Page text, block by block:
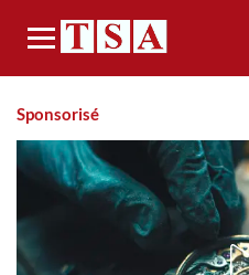
Menu
Sponsorisé